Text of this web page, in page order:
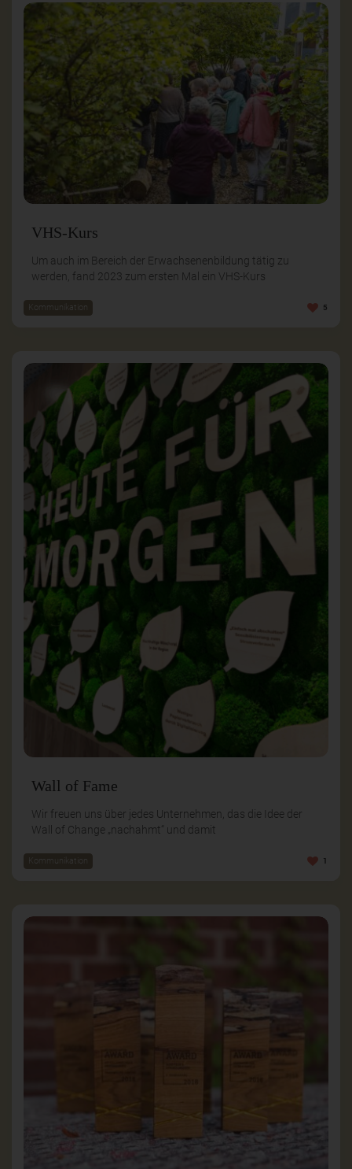
VHS-Kurs
Um auch im Bereich der Erwachsenenbildung tätig zu
werden, fand 2023 zum ersten Mal ein VHS-Kurs
Kommunikation 5
Wall of Fame
Wir freuen uns über jedes Unternehmen, das die Idee der
Wall of Change „nachahmt“ und damit
Kommunikation 1